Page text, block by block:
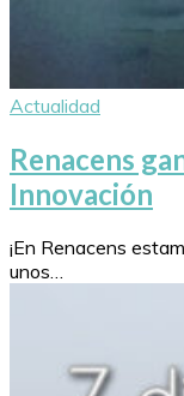
Actualidad
Renacens
Innovación
¡En Renacens
unos…